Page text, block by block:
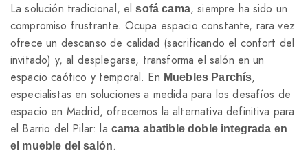
La solución tradicional, elsofá cama, siempre ha sido un
compromiso frustrante. Ocupa espacio constante, rara vez
ofrece un descanso de calidad (sacrificando el confort del
invitado) y, al desplegarse, transforma el salón en un
espacio caótico y temporal. En Muebles Parchís,
especialistas en soluciones a medida para los desafíos de
espacio en Madrid, ofrecemos la alternativa definitiva para
el Barrio del Pilar: la cama abatible doble integrada en
el mueble del salón.